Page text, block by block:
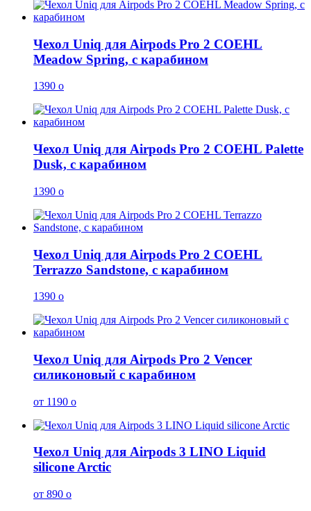
Чехол Uniq для Airpods Pro 2 COEHL
Meadow Spring, с карабином
1390 o
Чехол Uniq для Airpods Pro 2 COEHL Palette
Dusk, с карабином
1390 o
Чехол Uniq для Airpods Pro 2 COEHL
Terrazzo Sandstone, с карабином
1390 o
Чехол Uniq для Airpods Pro 2 Vencer
силиконовый с карабином
от 1190 o
Чехол Uniq для Airpods 3 LINO Liquid
silicone Arctic
от 890 o